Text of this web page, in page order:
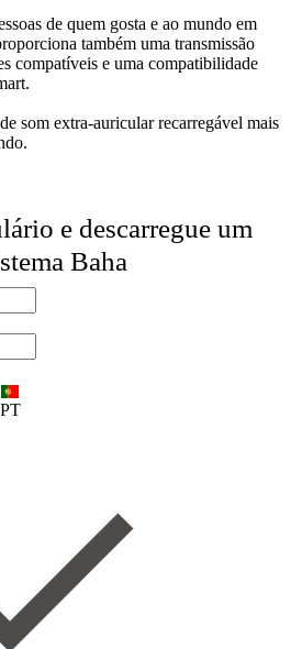
de quem gosta e ao mundo em
também uma transmissão
compatíveis e uma compatibilidade
som extra-auricular recarregável mais
e descarregue um
Baha
PT